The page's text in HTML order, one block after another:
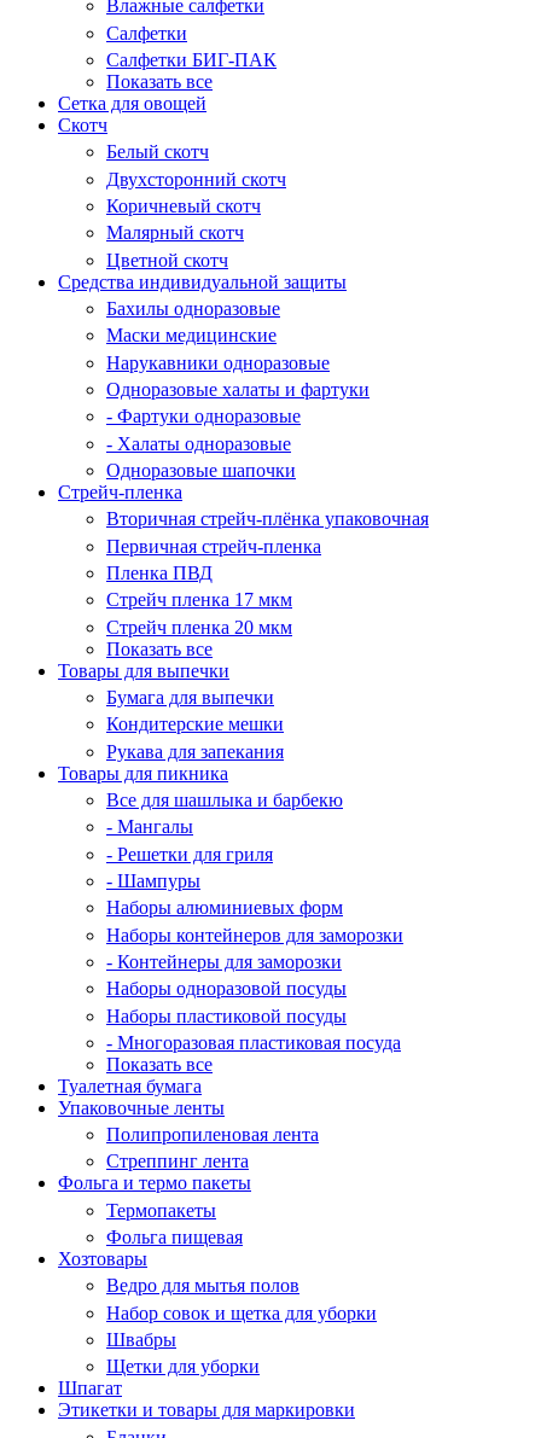
Влажные салфетки
Салфетки
Салфетки БИГ-ПАК
Показать все
Сетка для овощей
Скотч
Белый скотч
Двухсторонний скотч
Коричневый скотч
Малярный скотч
Цветной скотч
Средства индивидуальной защиты
Бахилы одноразовые
Маски медицинские
Нарукавники одноразовые
Одноразовые халаты и фартуки
- Фартуки одноразовые
- Халаты одноразовые
Одноразовые шапочки
Стрейч-пленка
Вторичная стрейч-плёнка упаковочная
Первичная стрейч-пленка
Пленка ПВД
Стрейч пленка 17 мкм
Стрейч пленка 20 мкм
Показать все
Товары для выпечки
Бумага для выпечки
Кондитерские мешки
Рукава для запекания
Товары для пикника
Все для шашлыка и барбекю
- Мангалы
- Решетки для гриля
- Шампуры
Наборы алюминиевых форм
Наборы контейнеров для заморозки
- Контейнеры для заморозки
Наборы одноразовой посуды
Наборы пластиковой посуды
- Многоразовая пластиковая посуда
Показать все
Туалетная бумага
Упаковочные ленты
Полипропиленовая лента
Стреппинг лента
Фольга и термо пакеты
Термопакеты
Фольга пищевая
Хозтовары
Ведро для мытья полов
Набор совок и щетка для уборки
Швабры
Щетки для уборки
Шпагат
Этикетки и товары для маркировки